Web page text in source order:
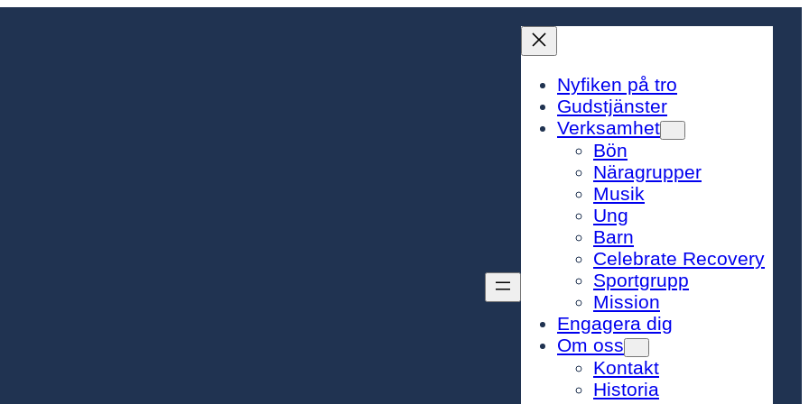
Nyfiken på tro
Gudstjänster
Verksamhet
Bön
Näragrupper
Musik
Ung
Barn
Celebrate Recovery
Sportgrupp
Mission
Engagera dig
Om oss
Kontakt
Historia